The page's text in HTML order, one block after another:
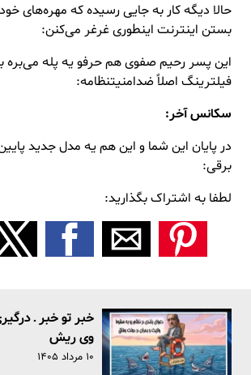
حالا دیگه کار به جایی رسیده که مهره‌های
بستن اینترنت اینطوری غرغر می‌کنن:
این پسر رحیم صفوی هم حرفو یه پله می‌بره
فیلترینگ اصلاً ضدامنیتنظامه:
سکانس آخر:
در پایان این شما و این هم یه مدل جدید
برقی:
لطفا به اشتراک بگذارید:
خبر تو خبر ـ
وی ریش
۱۰ مرداد ۱۴۰۵